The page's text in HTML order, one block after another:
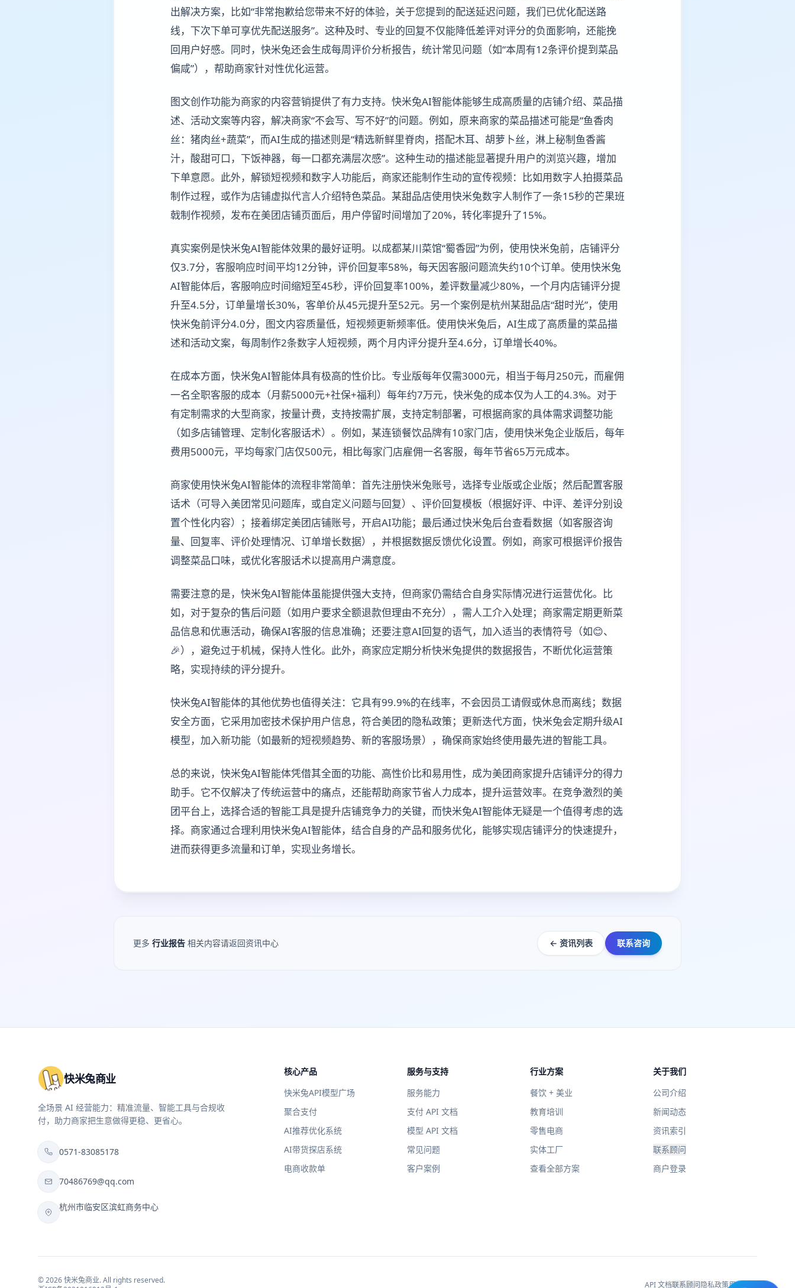
出解决方案，比如“非常抱歉给您带来不好的体验，关于您提到的配送延迟问题，我们已优化配送路
线，下次下单可享优先配送服务”。这种及时、专业的回复不仅能降低差评对评分的负面影响，还能挽
回用户好感。同时，快米兔还会生成每周评价分析报告，统计常见问题（如“本周有12条评价提到菜品
偏咸”），帮助商家针对性优化运营。
图文创作功能为商家的内容营销提供了有力支持。快米兔AI智能体能够生成高质量的店铺介绍、菜品描
述、活动文案等内容，解决商家“不会写、写不好”的问题。例如，原来商家的菜品描述可能是“鱼香肉
丝：猪肉丝+蔬菜”，而AI生成的描述则是“精选新鲜里脊肉，搭配木耳、胡萝卜丝，淋上秘制鱼香酱
汁，酸甜可口，下饭神器，每一口都充满层次感”。这种生动的描述能显著提升用户的浏览兴趣，增加
下单意愿。此外，解锁短视频和数字人功能后，商家还能制作生动的宣传视频：比如用数字人拍摄菜品
制作过程，或作为店铺虚拟代言人介绍特色菜品。某甜品店使用快米兔数字人制作了一条15秒的芒果班
戟制作视频，发布在美团店铺页面后，用户停留时间增加了20%，转化率提升了15%。
真实案例是快米兔AI智能体效果的最好证明。以成都某川菜馆“蜀香园”为例，使用快米兔前，店铺评分
仅3.7分，客服响应时间平均12分钟，评价回复率58%，每天因客服问题流失约10个订单。使用快米兔
AI智能体后，客服响应时间缩短至45秒，评价回复率100%，差评数量减少80%，一个月内店铺评分提
升至4.5分，订单量增长30%，客单价从45元提升至52元。另一个案例是杭州某甜品店“甜时光”，使用
快米兔前评分4.0分，图文内容质量低，短视频更新频率低。使用快米兔后，AI生成了高质量的菜品描
述和活动文案，每周制作2条数字人短视频，两个月内评分提升至4.6分，订单增长40%。
在成本方面，快米兔AI智能体具有极高的性价比。专业版每年仅需3000元，相当于每月250元，而雇佣
一名全职客服的成本（月薪5000元+社保+福利）每年约7万元，快米兔的成本仅为人工的4.3%。对于
有定制需求的大型商家，按量计费，支持按需扩展，支持定制部署，可根据商家的具体需求调整功能
（如多店铺管理、定制化客服话术）。例如，某连锁餐饮品牌有10家门店，使用快米兔企业版后，每年
费用5000元，平均每家门店仅500元，相比每家门店雇佣一名客服，每年节省65万元成本。
商家使用快米兔AI智能体的流程非常简单：首先注册快米兔账号，选择专业版或企业版；然后配置客服
话术（可导入美团常见问题库，或自定义问题与回复）、评价回复模板（根据好评、中评、差评分别设
置个性化内容）；接着绑定美团店铺账号，开启AI功能；最后通过快米兔后台查看数据（如客服咨询
量、回复率、评价处理情况、订单增长数据），并根据数据反馈优化设置。例如，商家可根据评价报告
调整菜品口味，或优化客服话术以提高用户满意度。
需要注意的是，快米兔AI智能体虽能提供强大支持，但商家仍需结合自身实际情况进行运营优化。比
如，对于复杂的售后问题（如用户要求全额退款但理由不充分），需人工介入处理；商家需定期更新菜
品信息和优惠活动，确保AI客服的信息准确；还要注意AI回复的语气，加入适当的表情符号（如😊、
🎉），避免过于机械，保持人性化。此外，商家应定期分析快米兔提供的数据报告，不断优化运营策
略，实现持续的评分提升。
快米兔AI智能体的其他优势也值得关注：它具有99.9%的在线率，不会因员工请假或休息而离线；数据
安全方面，它采用加密技术保护用户信息，符合美团的隐私政策；更新迭代方面，快米兔会定期升级AI
模型，加入新功能（如最新的短视频趋势、新的客服场景），确保商家始终使用最先进的智能工具。
总的来说，快米兔AI智能体凭借其全面的功能、高性价比和易用性，成为美团商家提升店铺评分的得力
助手。它不仅解决了传统运营中的痛点，还能帮助商家节省人力成本，提升运营效率。在竞争激烈的美
团平台上，选择合适的智能工具是提升店铺竞争力的关键，而快米兔AI智能体无疑是一个值得考虑的选
择。商家通过合理利用快米兔AI智能体，结合自身的产品和服务优化，能够实现店铺评分的快速提升，
进而获得更多流量和订单，实现业务增长。
更多 行业报告 相关内容请返回资讯中心 ← 资讯列表 联系咨询
快米兔商业
全场景 AI 经营能力：精准流量、智能工具与合规收
付，助力商家把生意做得更稳、更省心。
0571-83085178
70486769@qq.com
杭州市临安区滨虹商务中心
核心产品
快米兔API模型广场
聚合支付
AI推荐优化系统
AI带货探店系统
电商收款单
服务与支持
服务能力
支付 API 文档
模型 API 文档
常见问题
客户案例
行业方案
餐饮 + 美业
教育培训
零售电商
实体工厂
查看全部方案
关于我们
公司介绍
新闻动态
资讯索引
联系顾问
商户登录
©2026快米兔商业. All rights reserved.
API 文档联系顾问隐私政策用户协议